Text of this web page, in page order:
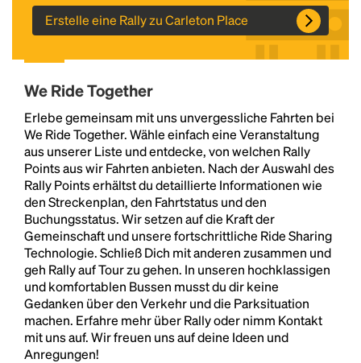
Erstelle eine Rally zu Carleton Place
We Ride Together
Erlebe gemeinsam mit uns unvergessliche Fahrten bei
We Ride Together. Wähle einfach eine Veranstaltung
aus unserer Liste und entdecke, von welchen Rally
Points aus wir Fahrten anbieten. Nach der Auswahl des
Rally Points erhältst du detaillierte Informationen wie
den Streckenplan, den Fahrtstatus und den
Buchungsstatus. Wir setzen auf die Kraft der
Gemeinschaft und unsere fortschrittliche Ride Sharing
Technologie. Schließ Dich mit anderen zusammen und
geh Rally auf Tour zu gehen. In unseren hochklassigen
und komfortablen Bussen musst du dir keine
Gedanken über den Verkehr und die Parksituation
machen. Erfahre mehr über Rally oder nimm Kontakt
mit uns auf. Wir freuen uns auf deine Ideen und
Anregungen!
Headline
Lorem Ipsum is simply dummy text of the printing
and typesetting industry.Lorem Ipsum has been the
industry's standarddummy text ever since the
1500s, when an unknown printer took a galley of
type and scrambled it to make a type specimen
book. It has survived not only five centuries, but also
the leap into electronic typesetting, remaining
essentially unchanged.